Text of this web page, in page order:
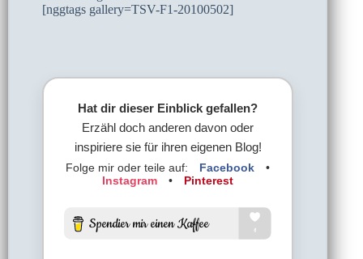
[nggtags gallery=TSV-F1-20100502]
Hat dir dieser Einblick gefallen?
Erzähl doch anderen davon oder
inspiriere sie für ihren eigenen Blog!
Folge mir oder teile auf: Facebook
•
Instagram
• Pinterest